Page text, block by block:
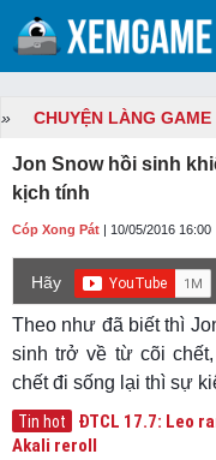
» CHUYỆN LÀNG GAME
Jon Snow hồi sinh
kịch tính
Cóp Xong Pát | 10/05/2016 16:00
Hãy
game mới hơn nhé!
Theo như đã biết thì
sinh trở về từ cõi
chết đi sống lại thì sự
Tin hot
ĐTCL 17.7: Leo
Akali reroll